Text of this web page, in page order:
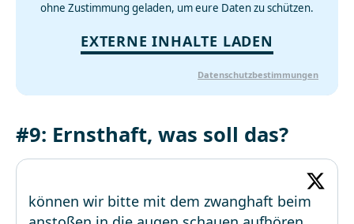
ohne Zustimmung geladen, um eure Daten zu schützen.
EXTERNE INHALTE LADEN
Datenschutzbestimmungen
#9: Ernsthaft, was soll das?
können wir bitte mit dem zwanghaft beim